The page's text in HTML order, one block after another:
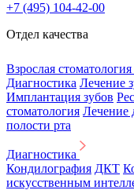
+7 (495) 104-42-00
Отдел качества
Взрослая стоматология
Диагностика Лечение
Имплантация зубов
стоматология Лечение
полости рта
Диагностика
Кондилография ДКТ
искусственным